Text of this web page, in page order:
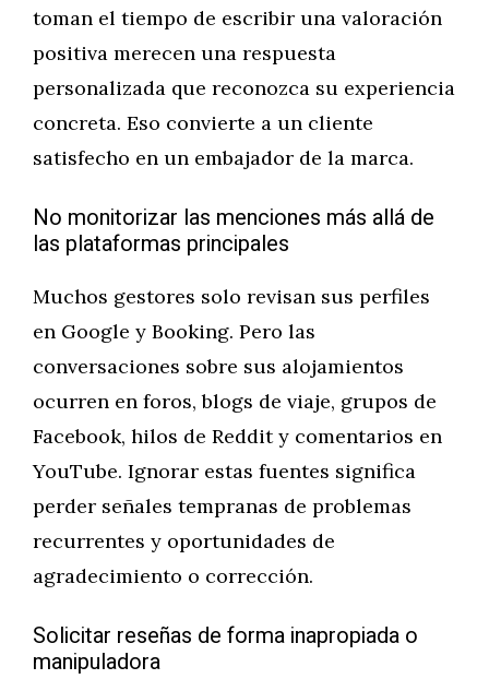
toman el tiempo de escribir una valoración
positiva merecen una respuesta
personalizada que reconozca su experiencia
concreta. Eso convierte a un cliente
satisfecho en un embajador de la marca.
No monitorizar las menciones más allá de
las plataformas principales
Muchos gestores solo revisan sus perfiles
en Google y Booking. Pero las
conversaciones sobre sus alojamientos
ocurren en foros, blogs de viaje, grupos de
Facebook, hilos de Reddit y comentarios en
YouTube. Ignorar estas fuentes significa
perder señales tempranas de problemas
recurrentes y oportunidades de
agradecimiento o corrección.
Solicitar reseñas de forma inapropiada o
manipuladora